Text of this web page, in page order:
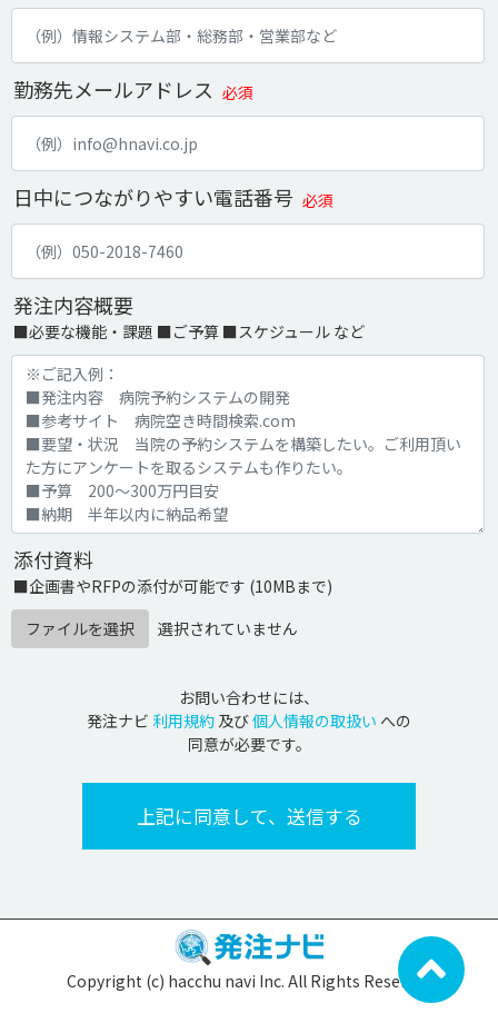
勤務先メールアドレス 必須
日中につながりやすい電話番号 必須
発注内容概要
■必要な機能・課題 ■ご予算 ■スケジュール など
添付資料
■企画書やRFPの添付が可能です (10MBまで)
ファイルを選択
選択されていません
お問い合わせには、
発注ナビ 利用規約 及び個人情報の取扱い への
同意が必要です。
Copyright (c) hacchu navi Inc. All Rights Reserved